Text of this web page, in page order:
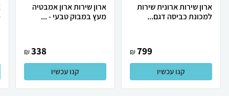
ארון שירות ארונית שירות
למכונת כביסה דגם...
799
₪
קנו עכשיו
ארון שירות ארון אמבטיה
מעץ במבוק טבעי - ...
338
₪
קנו עכשיו